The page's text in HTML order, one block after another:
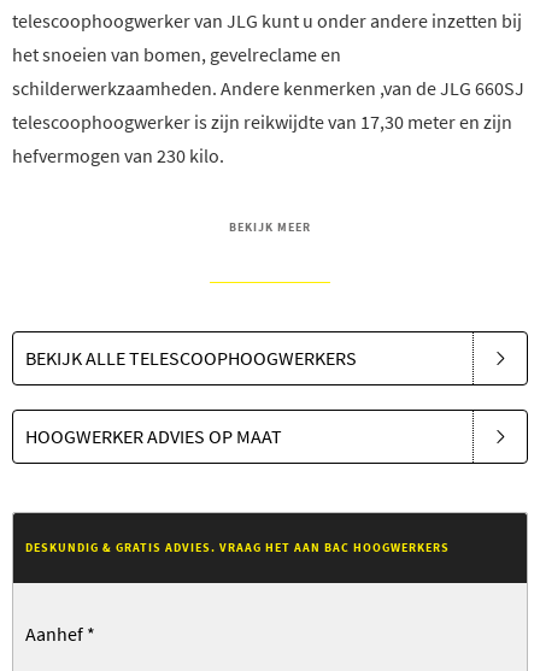
telescoophoogwerker van JLG kunt u onder andere inzetten bij
het snoeien van bomen, gevelreclame en
schilderwerkzaamheden. Andere kenmerken ,van de JLG 660SJ
telescoophoogwerker is zijn reikwijdte van 17,30 meter en zijn
hefvermogen van 230 kilo.
BEKIJK MEER
BEKIJK ALLE TELESCOOPHOOGWERKERS
HOOGWERKER ADVIES OP MAAT
DESKUNDIG & GRATIS ADVIES. VRAAG HET AAN BAC HOOGWERKERS
Aanhef *